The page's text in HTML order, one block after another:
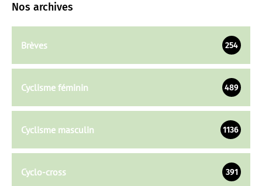
Nos archives
Brèves 254
Cyclisme féminin 489
Cyclisme masculin 1136
Cyclo-cross 391